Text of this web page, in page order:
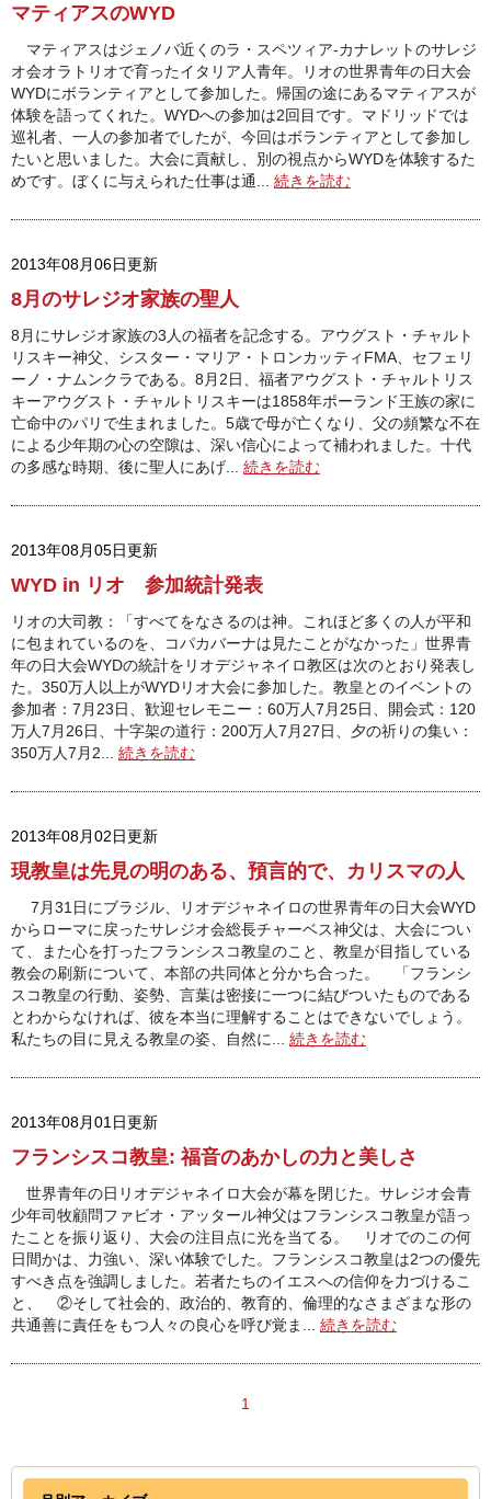
マティアスのWYD
マティアスはジェノバ近くのラ・スペツィア‐カナレットのサレジ
オ会オラトリオで育ったイタリア人青年。リオの世界青年の日大会
WYDにボランティアとして参加した。帰国の途にあるマティアスが
体験を語ってくれた。WYDへの参加は2回目です。マドリッドでは
巡礼者、一人の参加者でしたが、今回はボランティアとして参加し
たいと思いました。大会に貢献し、別の視点からWYDを体験するた
めです。ぼくに与えられた仕事は通... 続きを読む
2013年08月06日更新
8月のサレジオ家族の聖人
8月にサレジオ家族の3人の福者を記念する。アウグスト・チャルト
リスキー神父、シスター・マリア・トロンカッティFMA、セフェリ
ーノ・ナムンクラである。8月2日、福者アウグスト・チャルトリス
キーアウグスト・チャルトリスキーは1858年ポーランド王族の家に
亡命中のパリで生まれました。5歳で母が亡くなり、父の頻繁な不在
による少年期の心の空隙は、深い信心によって補われました。十代
の多感な時期、後に聖人にあげ... 続きを読む
2013年08月05日更新
WYD in リオ 参加統計発表
リオの大司教：「すべてをなさるのは神。これほど多くの人が平和
に包まれているのを、コパカバーナは見たことがなかった」世界青
年の日大会WYDの統計をリオデジャネイロ教区は次のとおり発表し
た。350万人以上がWYDリオ大会に参加した。教皇とのイベントの
参加者：7月23日、歓迎セレモニー：60万人7月25日、開会式：120
万人7月26日、十字架の道行：200万人7月27日、夕の祈りの集い：
350万人7月2... 続きを読む
2013年08月02日更新
現教皇は先見の明のある、預言的で、カリスマの人
7月31日にブラジル、リオデジャネイロの世界青年の日大会WYD
からローマに戻ったサレジオ会総長チャーベス神父は、大会につい
て、また心を打ったフランシスコ教皇のこと、教皇が目指している
教会の刷新について、本部の共同体と分かち合った。 「フランシ
スコ教皇の行動、姿勢、言葉は密接に一つに結びついたものである
とわからなければ、彼を本当に理解することはできないでしょう。
私たちの目に見える教皇の姿、自然に... 続きを読む
2013年08月01日更新
フランシスコ教皇: 福音のあかしの力と美しさ
世界青年の日リオデジャネイロ大会が幕を閉じた。サレジオ会青
少年司牧顧問ファビオ・アッタール神父はフランシスコ教皇が語っ
たことを振り返り、大会の注目点に光を当てる。 リオでのこの何
日間かは、力強い、深い体験でした。フランシスコ教皇は2つの優先
すべき点を強調しました。若者たちのイエスへの信仰を力づけるこ
と、 ②そして社会的、政治的、教育的、倫理的なさまざまな形の
共通善に責任をもつ人々の良心を呼び覚ま... 続きを読む
1